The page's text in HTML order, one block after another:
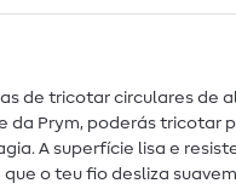
de tricotar circulares de
da Prym, poderás tricotar
A superfície lisa e
o teu fio desliza